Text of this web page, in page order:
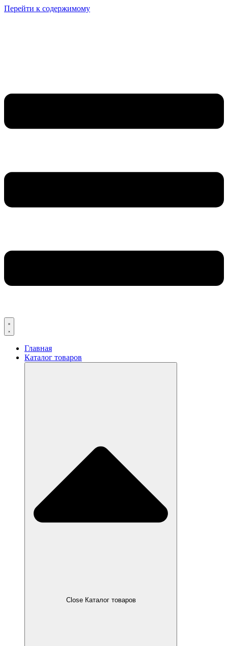
Перейти к содержимому
Главная
Каталог товаров
Close Каталог товаров